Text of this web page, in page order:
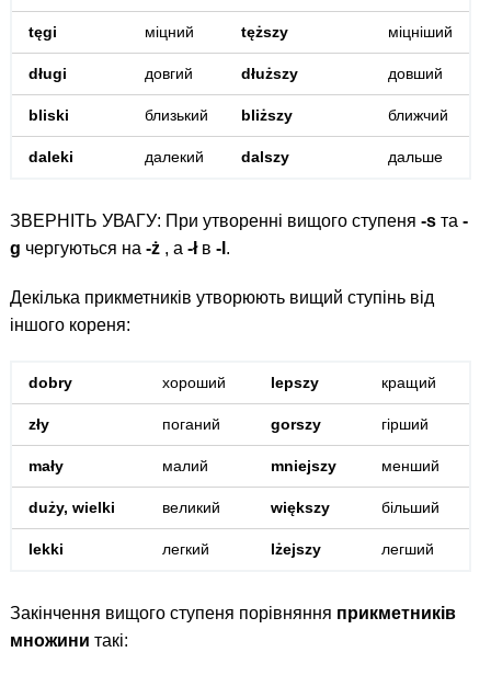
tęgi міцний tęższy міцніший
długi довгий dłuższy довший
bliski близький bliższy ближчий
daleki далекий dalszy дальше
ЗВЕРНІТЬ УВАГУ: При утворенні вищого ступеня -sта -
g чергуються на -ż, a -łв -l .
Декілька прикметників утворюють вищий ступінь від
іншого кореня:
dobry хороший lepszy кращий
zły поганий gorszy гірший
mały малий mniejszy менший
duży, wielki великий większy більший
lekki легкий lżejszy легший
Закінчення вищого ступеня порівняння прикметників
множини такі: